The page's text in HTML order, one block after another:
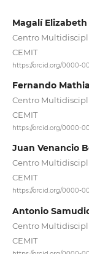
Magalí
Centro
CEMIT
https://orcid.org/0000-
Fernando
Centro
CEMIT
https://orcid.org/0000-
Juan Venancio
Centro
CEMIT
https://orcid.org/0000-
Antonio
Centro
CEMIT